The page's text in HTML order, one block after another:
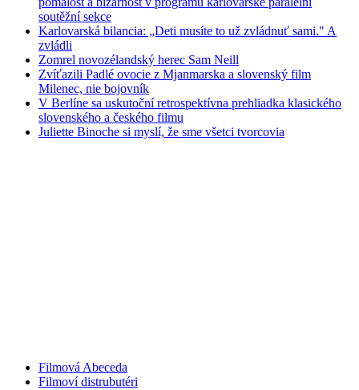
soutěžní sekce
Karlovarská bilancia: „Deti musíte to už zvládnuť sami." A
zvládli
Zomrel novozélandský herec Sam Neill
Zvíťazili Padlé ovocie z Mjanmarska a slovenský film
Milenec, nie bojovník
V Berlíne sa uskutoční retrospektívna prehliadka klasického
slovenského a českého filmu
Juliette Binoche si myslí, že sme všetci tvorcovia
Filmová Abeceda
Filmoví distrubutéri